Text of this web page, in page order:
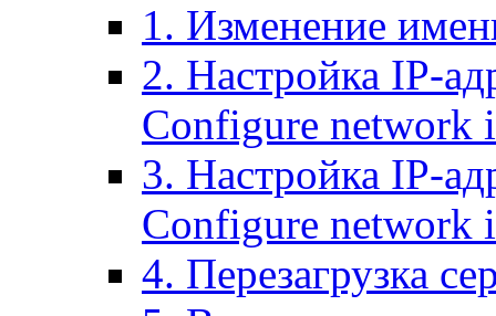
1. Изменение
2. Настройка IP-
Configure network
3. Настройка IP-
Configure network
4. Перезагрузка